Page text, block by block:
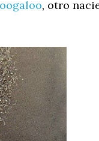
, otro